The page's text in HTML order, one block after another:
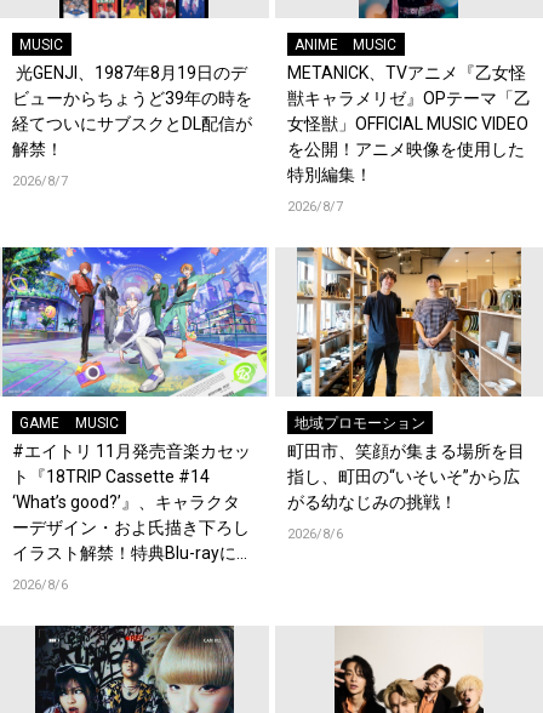
MUSIC
光GENJI、1987年8月19日のデ
ビューからちょうど39年の時を
経てついにサブスクとDL配信が
解禁！
2026/8/7
ANIME MUSIC
METANICK、TVアニメ『乙女怪
獣キャラメリゼ』OPテーマ「乙
女怪獣」OFFICIAL MUSIC VIDEO
を公開！アニメ映像を使用した
特別編集！
2026/8/7
GAME MUSIC
#エイトリ 11月発売音楽カセッ
ト『18TRIP Cassette #14
‘What’s good?’』、キャラクタ
ーデザイン・およ氏描き下ろし
イラスト解禁！特典Blu-rayには
『HAMAツアーズ全体会議』が
2026/8/6
地域プロモーション
町田市、笑顔が集まる場所を目
指し、町田の“いそいそ”から広
がる幼なじみの挑戦！
2026/8/6